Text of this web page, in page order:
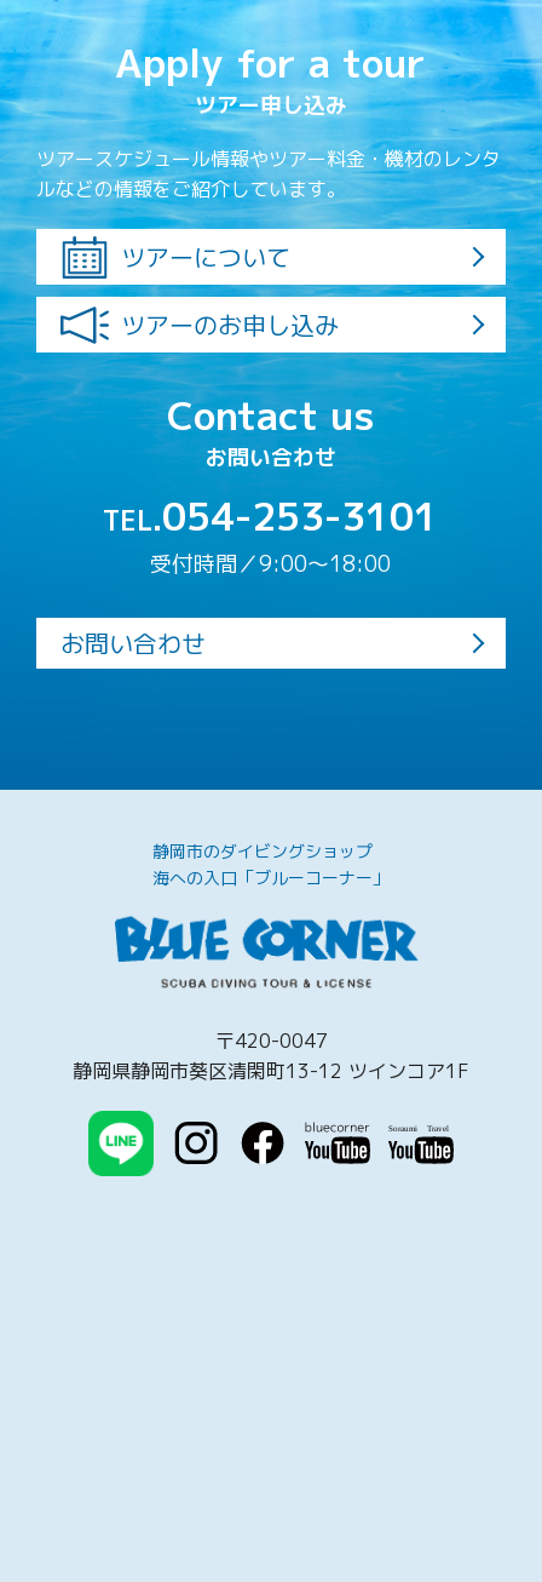
Apply for a tour
ツアー申し込み
ツアースケジュール情報やツアー料金・機材のレンタ
ルなどの情報をご紹介しています。
ツアーについて
ツアーのお申し込み
Contact us
お問い合わせ
TEL.054-253-3101
受付時間／9:00〜18:00
お問い合わせ
静岡市のダイビングショップ
海への入口「ブルーコーナー」
〒420-0047
静岡県静岡市葵区清閑町13-12 ツインコア1F